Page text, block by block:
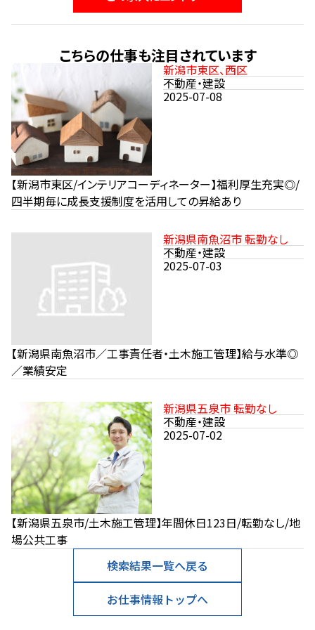
こちらの仕事も注目されています
新潟市東区、西区
不動産・建設
2025-07-08
【新潟市東区/インテリアコーディネーター】福利厚生充実◎/
四半期毎に成長支援制度を活用しての昇給あり
新潟県南魚沼市 転勤なし
不動産・建設
2025-07-03
【新潟県南魚沼市／工事責任者・土木施工管理】給与水準◎
／業績安定
新潟県五泉市 転勤なし
不動産・建設
2025-07-02
【新潟県五泉市/土木施工管理】年間休日123日/転勤なし/地
場公共工事
検索結果一覧へ戻る
お仕事情報トップへ